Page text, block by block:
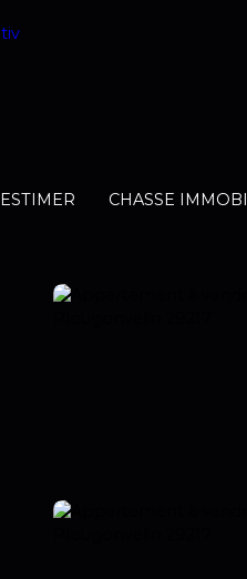
ESTIMER CHASSE